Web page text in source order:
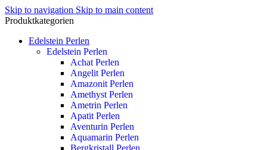
Skip to navigation Skip to main content
Produktkategorien
Edelstein Perlen
Edelstein Perlen
Achat Perlen
Angelit Perlen
Amazonit Perlen
Amethyst Perlen
Ametrin Perlen
Apatit Perlen
Aventurin Perlen
Aquamarin Perlen
Bergkristall Perlen